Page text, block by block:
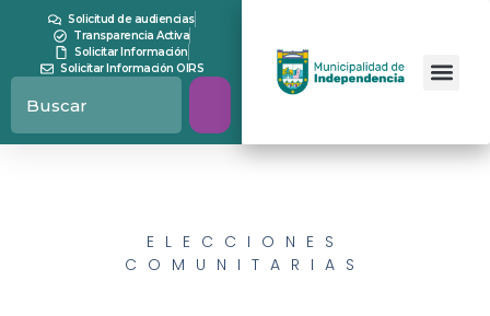
Solicitud de audiencias
Transparencia Activa
Solicitar Información
Solicitar Información OIRS
ELECCIONES
COMUNITARIAS